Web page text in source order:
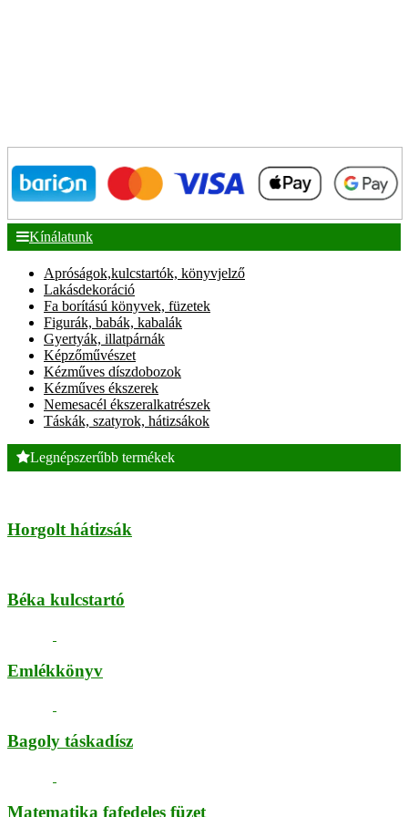
Kínálatunk
Apróságok,kulcstartók, könyvjelző
Lakásdekoráció
Fa borítású könyvek, füzetek
Figurák, babák, kabalák
Gyertyák, illatpárnák
Képzőművészet
Kézműves díszdobozok
Kézműves ékszerek
Nemesacél ékszeralkatrészek
Táskák, szatyrok, hátizsákok
Legnépszerűbb termékek
Horgolt hátizsák
Béka kulcstartó
Emlékkönyv
Bagoly táskadísz
Matematika fafedeles füzet